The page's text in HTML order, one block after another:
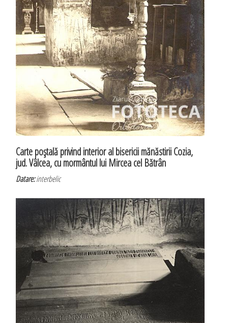
Carte poştală privind interior al bisericii mănăstirii Cozia,
jud. Vâlcea, cu mormântul lui Mircea cel Bătrân
Datare:interbelic